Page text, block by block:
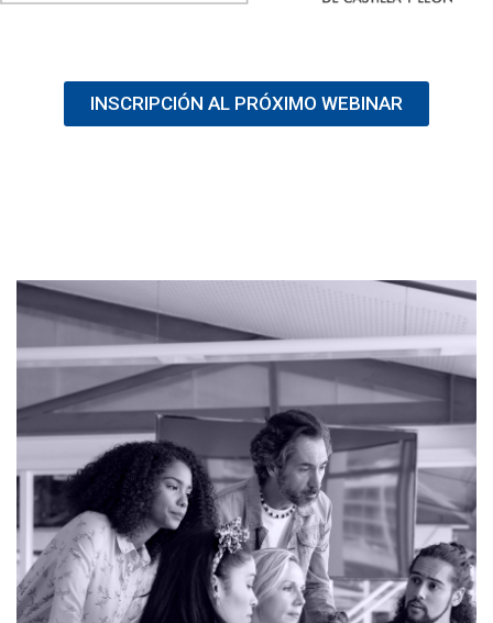
INSCRIPCIÓN AL PRÓXIMO WEBINAR